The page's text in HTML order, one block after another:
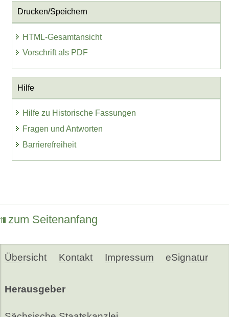
Drucken/Speichern
HTML-Gesamtansicht
Vorschrift als PDF
Hilfe
Hilfe zu Historische Fassungen
Fragen und Antworten
Barrierefreiheit
zum Seitenanfang
Übersicht Kontakt Impressum eSignatur
Herausgeber